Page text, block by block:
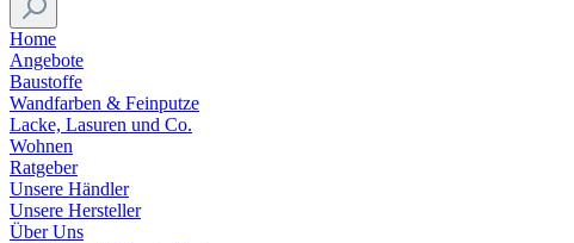
Home
Angebote
Baustoffe
Wandfarben & Feinputze
Lacke, Lasuren und Co.
Wohnen
Ratgeber
Unsere Händler
Unsere Hersteller
Über Uns